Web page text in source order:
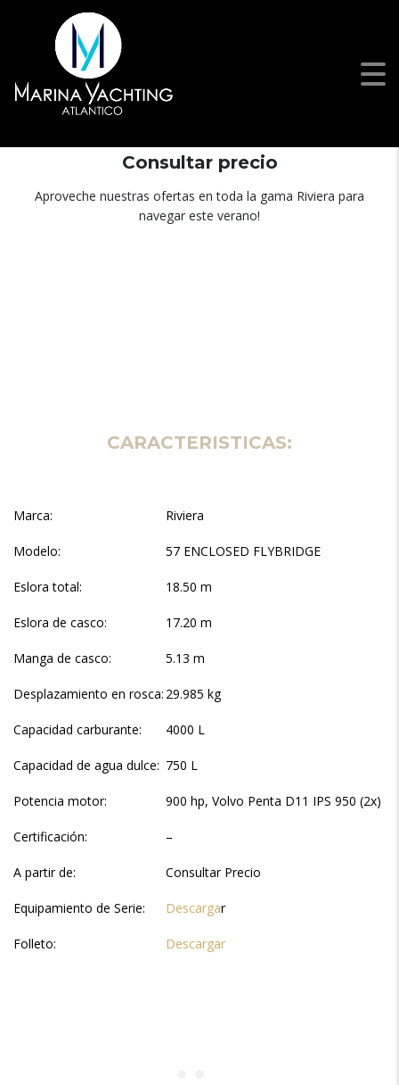
RIVIERA 57 ENCLOSED
Consultar precio
Aproveche nuestras ofertas en toda la gama Riviera para
navegar este verano!
CARACTERISTICAS:
Marca: Riviera
Modelo: 57 ENCLOSED FLYBRIDGE
Eslora total: 18.50 m
Eslora de casco: 17.20 m
Manga de casco: 5.13 m
Desplazamiento en rosca: 29.985 kg
Capacidad carburante: 4000 L
Capacidad de agua dulce: 750 L
Potencia motor: 900 hp, Volvo Penta D11 IPS 950 (2x)
Certificación: –
A partir de: Consultar Precio
Equipamiento de Serie: Descargar
Folleto: Descargar